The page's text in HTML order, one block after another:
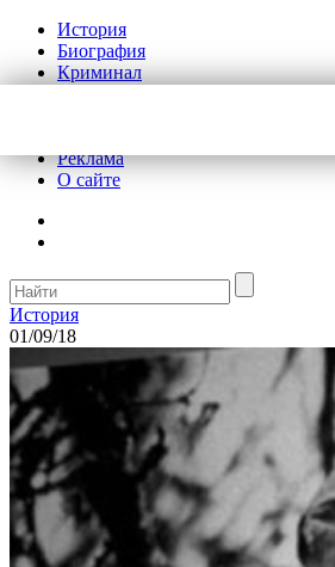
История
Биография
Криминал
Реклама
О сайте
История
01/09/18